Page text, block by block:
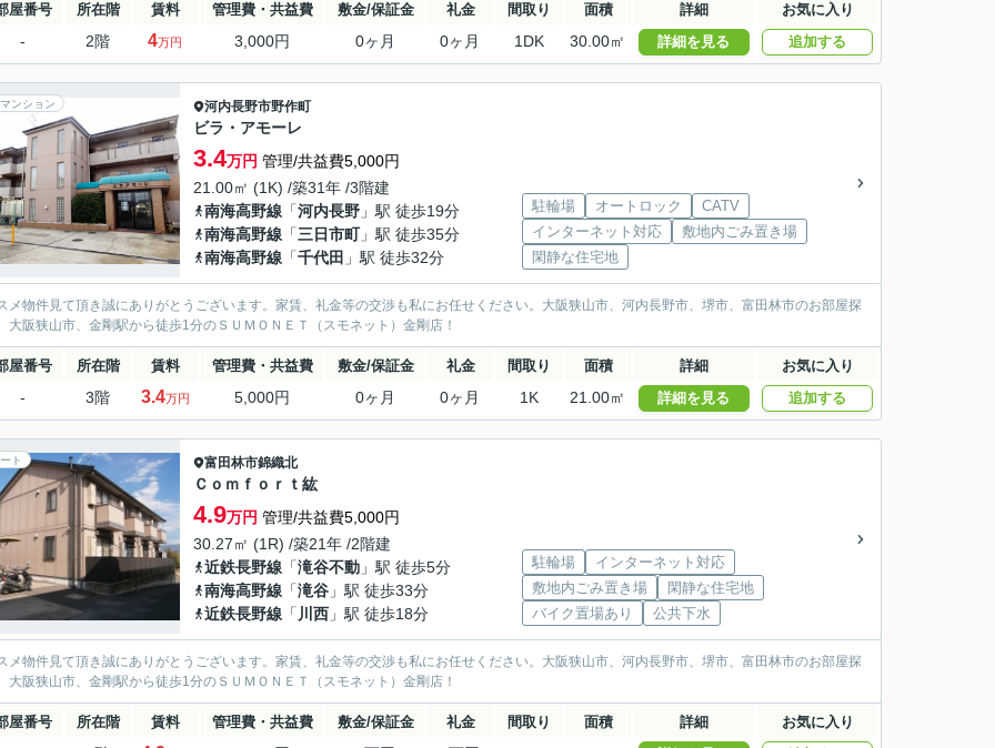
屋番号 所在階 賃料 管理費・共益費 敷金/保証金 礼金 間取り 面積 詳細 お気に入り
- 2階 4万円 3,000円 0ヶ月 0ヶ月 1DK 30.00㎡ 詳細を見る 追加する
ンション 河内長野市野作町
ビラ・アモーレ
3.4万円 管理/共益費5,000円
21.00㎡ (1K) /築31年 /3階建
南海高野線 「河内長野 」駅 徒歩19分
南海高野線 「三日市町」駅 徒歩35分
南海高野線 「千代田 」駅 徒歩32分
駐輪場 オートロック
CATV
インターネット対応
敷地内ごみ置き場
閑静な住宅地
メ物件見て頂き誠にありがとうございます。家賃、礼金等の交渉も私にお任せください。大阪狭山市、河内長野市、堺市、富田林市のお部屋探
大阪狭山市、金剛駅から徒歩1分のＳＵＭＯＮＥＴ（スモネット）金剛店！
屋番号 所在階 賃料 管理費・共益費 敷金/保証金 礼金 間取り 面積 詳細 お気に入り
- 3階 3.4万円 5,000円 0ヶ月 0ヶ月 1K 21.00㎡ 詳細を見る 追加する
ト 富田林市錦織北
Ｃｏｍｆｏｒｔ紘
4.9万円 管理/共益費5,000円
30.27㎡ (1R) /築21年 /2階建
近鉄長野線 「滝谷不動 」駅 徒歩5分
南海高野線 「滝谷 」駅 徒歩33分
近鉄長野線 「 川西 」駅 徒歩18分
駐輪場
インターネット対応
敷地内ごみ置き場
閑静な住宅地
バイク置場あり
公共下水
メ物件見て頂き誠にありがとうございます。家賃、礼金等の交渉も私にお任せください。大阪狭山市、河内長野市、堺市、富田林市のお部屋探
大阪狭山市、金剛駅から徒歩1分のＳＵＭＯＮＥＴ（スモネット）金剛店！
屋番号 所在階 賃料 管理費・共益費 敷金/保証金 礼金 間取り 面積 詳細 お気に入り